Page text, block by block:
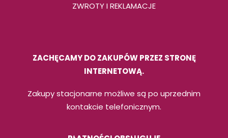
ZWROTY I REKLAMACJE
ZACHĘCAMY DO ZAKUPÓW PRZEZ STRONĘ
INTERNETOWĄ.
Zakupy stacjonarne możliwe są po uprzednim
kontakcie telefonicznym.